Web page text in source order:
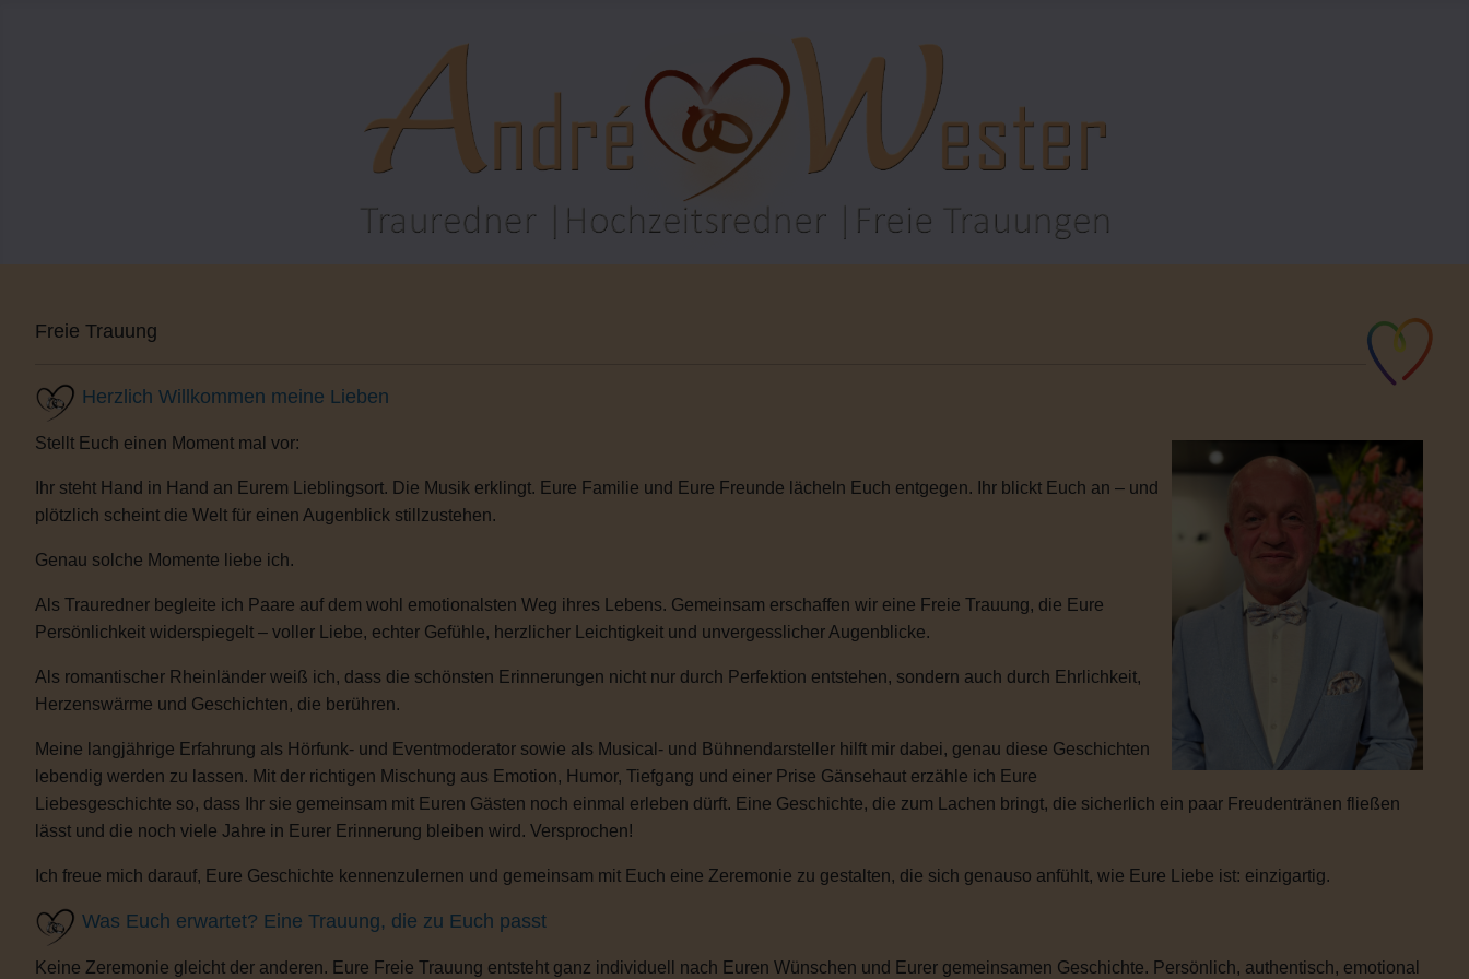
Freie Trauung
Herzlich Willkommen meine Lieben
Stellt Euch einen Moment mal vor:
Ihr steht Hand in Hand an Eurem Lieblingsort. Die Musik erklingt. Eure Familie und Eure Freunde lächeln Euch entgegen. Ihr blickt Euch an – und
plötzlich scheint die Welt für einen Augenblick stillzustehen.
Genau solche Momente liebe ich.
Als Trauredner begleite ich Paare auf dem wohl emotionalsten Weg ihres Lebens. Gemeinsam erschaffen wir eine Freie Trauung, die Eure
Persönlichkeit widerspiegelt – voller Liebe, echter Gefühle, herzlicher Leichtigkeit und unvergesslicher Augenblicke.
Als romantischer Rheinländer weiß ich, dass die schönsten Erinnerungen nicht nur durch Perfektion entstehen, sondern auch durch Ehrlichkeit,
Herzenswärme und Geschichten, die berühren.
Meine langjährige Erfahrung als Hörfunk- und Eventmoderator sowie als Musical- und Bühnendarsteller hilft mir dabei, genau diese Geschichten
lebendig werden zu lassen. Mit der richtigen Mischung aus Emotion, Humor, Tiefgang und einer Prise Gänsehaut erzähle ich Eure
Liebesgeschichte so, dass Ihr sie gemeinsam mit Euren Gästen noch einmal erleben dürft. Eine Geschichte, die zum Lachen bringt, die sicherlich ein paar Freudentränen fließen
lässt und die noch viele Jahre in Eurer Erinnerung bleiben wird. Versprochen!
Ich freue mich darauf, Eure Geschichte kennenzulernen und gemeinsam mit Euch eine Zeremonie zu gestalten, die sich genauso anfühlt, wie Eure Liebe ist: einzigartig.
Was Euch erwartet? Eine Trauung, die zu Euch passt
Keine Zeremonie gleicht der anderen. Eure Freie Trauung entsteht ganz individuell nach Euren Wünschen und Eurer gemeinsamen Geschichte. Persönlich, authentisch, emotional